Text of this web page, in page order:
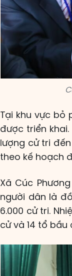
Tại khu vực bỏ
được triển
lượng cử tri
theo kế hoạch
Xã Cúc
người dân là
6.000 cử tri.
cử và 14 tổ bầu